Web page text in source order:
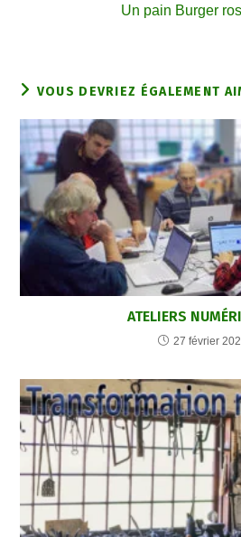
Un pain Burger
VOUS DEVRIEZ ÉGALEMENT
ATELIERS
27 février